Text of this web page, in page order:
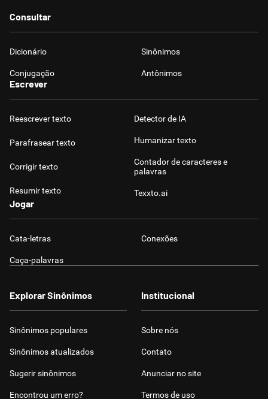
Consultar
Dicionário Sinônimos
Conjugação Antônimos
Escrever
Reescrever texto
Parafrasear texto
Corrigir texto
Resumir texto
Detector de IA
Humanizar texto
Contador de caracteres e
palavras
Texxto.ai
Jogar
Cata-letras Conexões
Caça-palavras
Explorar Sinônimos
Sinônimos populares
Sinônimos atualizados
Sugerir sinônimos
Encontrou um erro?
Institucional
Sobre nós
Contato
Anunciar no site
Termos de uso